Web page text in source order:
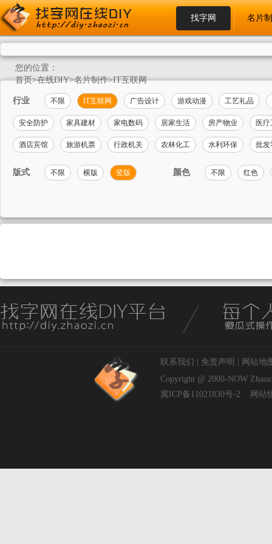
找字网 名片
您的位置：
首页>在线DIY>名片制作>IT互联网
行业 不限 IT互联网 广告设计 游戏动漫 工艺礼品
安全防护 家具建材 家电数码 居家生活 房产物业 医
酒店宾馆 旅游机票 行政机关 农林化工 水利环保 批发
版式 不限 横版 竖版 颜色 不限 红色
联系我们 免责声明
网站地
Copyright @ 2000-NOW
冀ICP备11021830号-2
网站